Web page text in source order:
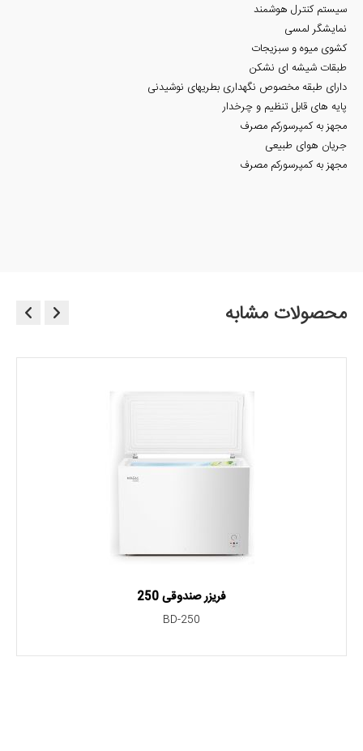
سیستم کنترل هوشمند
نمایشگر لمسی
کشوی میوه و سبزیجات
طبقات شیشه ای نشکن
دارای طبقه مخصوص نگهداری بطریهای نوشیدنی
پایه های قابل تنظیم و چرخدار
مجهز به کمپرسورکم مصرف
جریان هوای طبیعی
مجهز به کمپرسورکم مصرف
محصولات مشابه
فریزر صندوقی 250
BD-250